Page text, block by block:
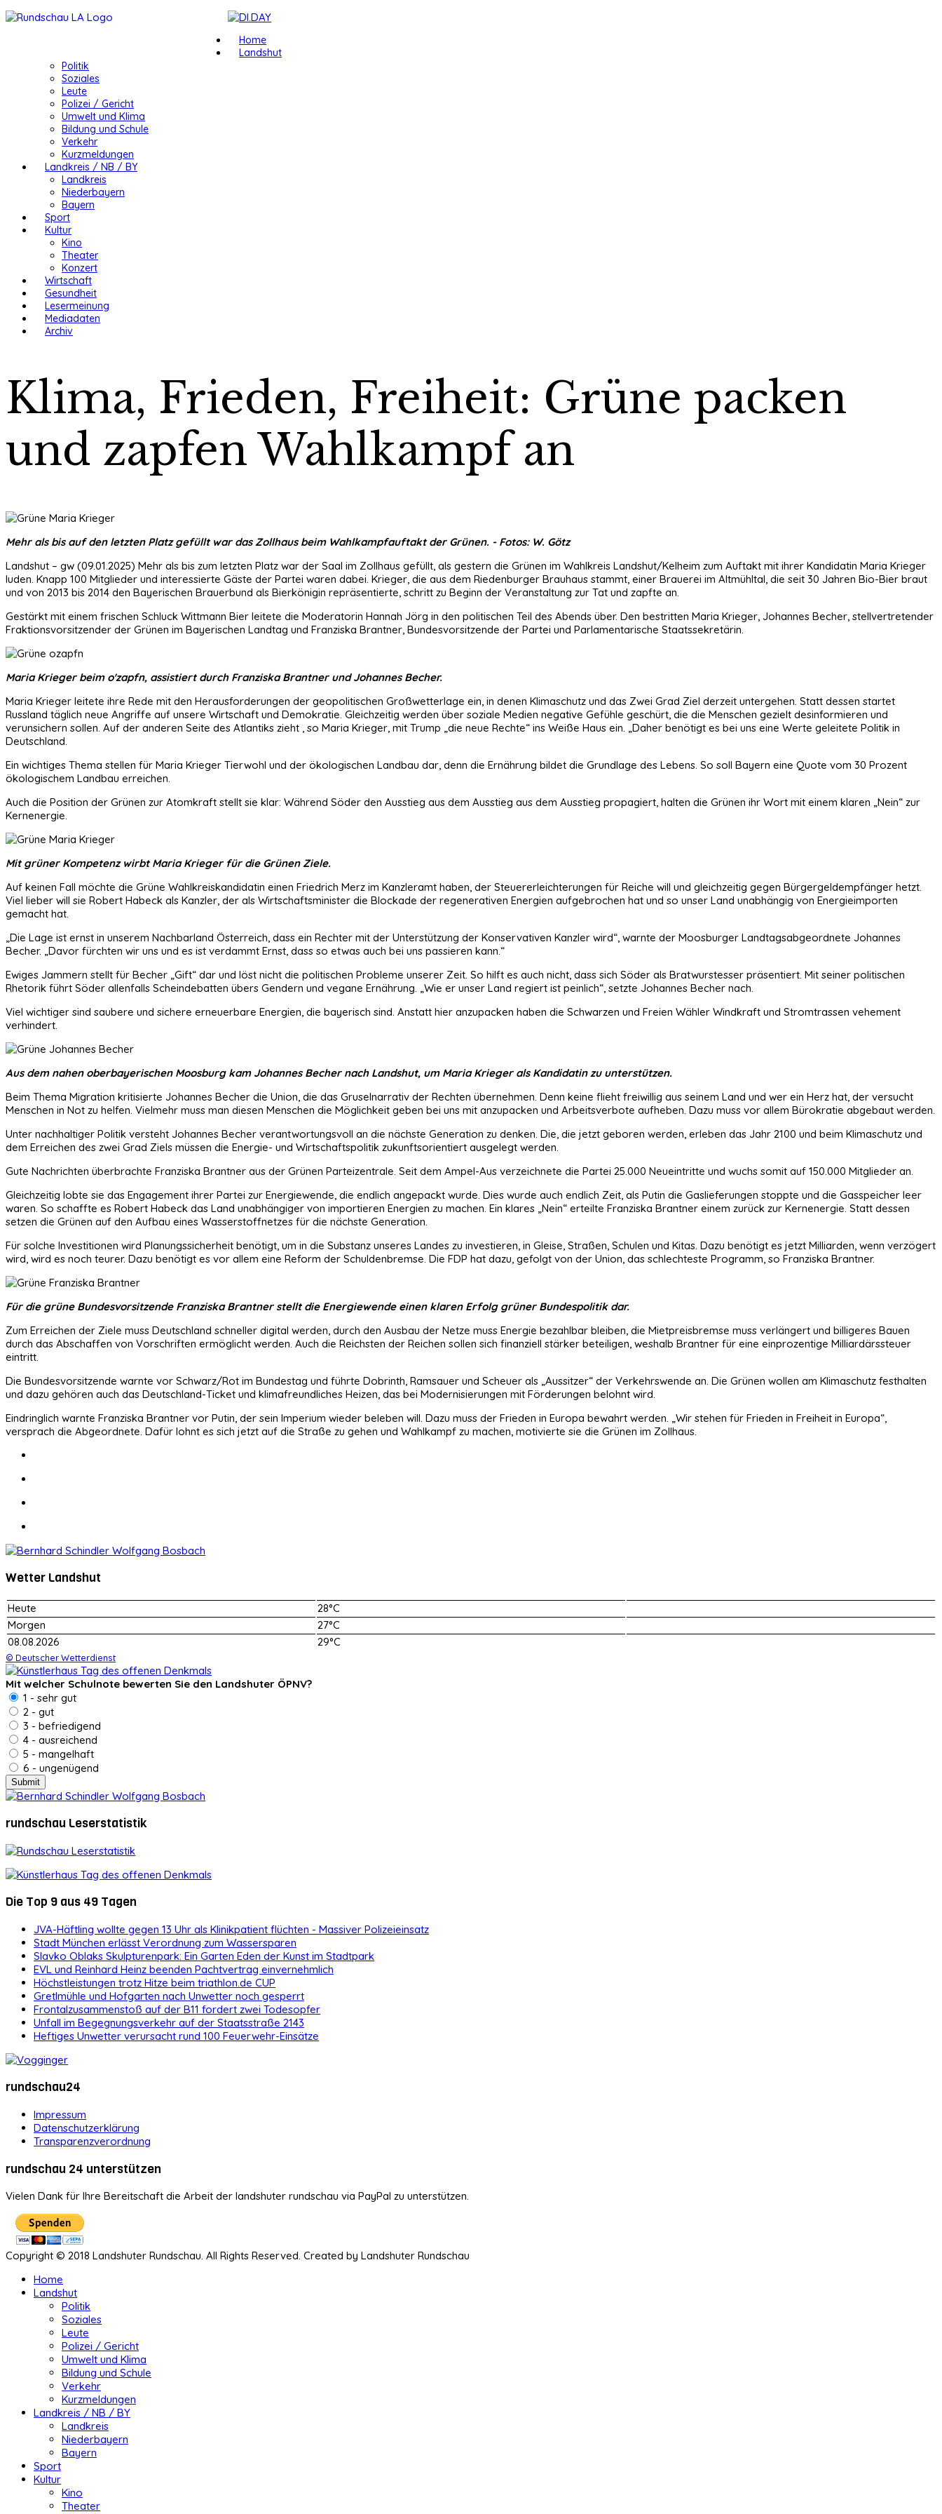
Home
Landshut
Politik
Soziales
Leute
Polizei / Gericht
Umwelt und Klima
Bildung und Schule
Verkehr
Kurzmeldungen
Landkreis / NB / BY
Landkreis
Niederbayern
Bayern
Sport
Kultur
Kino
Theater
Konzert
Wirtschaft
Gesundheit
Lesermeinung
Mediadaten
Archiv
Klima, Frieden, Freiheit: Grüne packen
und zapfen Wahlkampf an
Mehr als bis auf den letzten Platz gefüllt war das Zollhaus beim Wahlkampfauftakt der Grünen. - Fotos: W. Götz
Landshut – gw (09.01.2025) Mehr als bis zum letzten Platz war der Saal im Zollhaus gefüllt, als gestern die Grünen im Wahlkreis Landshut/Kelheim zum Auftakt mit ihrer Kandidatin Maria Krieger
luden. Knapp 100 Mitglieder und interessierte Gäste der Partei waren dabei. Krieger, die aus dem Riedenburger Brauhaus stammt, einer Brauerei im Altmühltal, die seit 30 Jahren Bio-Bier braut
und von 2013 bis 2014 den Bayerischen Brauerbund als Bierkönigin repräsentierte, schritt zu Beginn der Veranstaltung zur Tat und zapfte an.
Gestärkt mit einem frischen Schluck Wittmann Bier leitete die Moderatorin Hannah Jörg in den politischen Teil des Abends über. Den bestritten Maria Krieger, Johannes Becher, stellvertretender
Fraktionsvorsitzender der Grünen im Bayerischen Landtag und Franziska Brantner, Bundesvorsitzende der Partei und Parlamentarische Staatssekretärin.
Maria Krieger beim o'zapfn, assistiert durch Franziska Brantner und Johannes Becher.
Maria Krieger leitete ihre Rede mit den Herausforderungen der geopolitischen Großwetterlage ein, in denen Klimaschutz und das Zwei Grad Ziel derzeit untergehen. Statt dessen startet
Russland täglich neue Angriffe auf unsere Wirtschaft und Demokratie. Gleichzeitig werden über soziale Medien negative Gefühle geschürt, die die Menschen gezielt desinformieren und
verunsichern sollen. Auf der anderen Seite des Atlantiks zieht , so Maria Krieger, mit Trump „die neue Rechte“ ins Weiße Haus ein. „Daher benötigt es bei uns eine Werte geleitete Politik in
Deutschland.
Ein wichtiges Thema stellen für Maria Krieger Tierwohl und der ökologischen Landbau dar, denn die Ernährung bildet die Grundlage des Lebens. So soll Bayern eine Quote vom 30 Prozent
ökologischem Landbau erreichen.
Auch die Position der Grünen zur Atomkraft stellt sie klar: Während Söder den Ausstieg aus dem Ausstieg aus dem Ausstieg propagiert, halten die Grünen ihr Wort mit einem klaren „Nein“ zur
Kernenergie.
Mit grüner Kompetenz wirbt Maria Krieger für die Grünen Ziele.
Auf keinen Fall möchte die Grüne Wahlkreiskandidatin einen Friedrich Merz im Kanzleramt haben, der Steuererleichterungen für Reiche will und gleichzeitig gegen Bürgergeldempfänger hetzt.
Viel lieber will sie Robert Habeck als Kanzler, der als Wirtschaftsminister die Blockade der regenerativen Energien aufgebrochen hat und so unser Land unabhängig von Energieimporten
gemacht hat.
„Die Lage ist ernst in unserem Nachbarland Österreich, dass ein Rechter mit der Unterstützung der Konservativen Kanzler wird“, warnte der Moosburger Landtagsabgeordnete Johannes
Becher. „Davor fürchten wir uns und es ist verdammt Ernst, dass so etwas auch bei uns passieren kann.“
Ewiges Jammern stellt für Becher „Gift“ dar und löst nicht die politischen Probleme unserer Zeit. So hilft es auch nicht, dass sich Söder als Bratwurstesser präsentiert. Mit seiner politischen
Rhetorik führt Söder allenfalls Scheindebatten übers Gendern und vegane Ernährung. „Wie er unser Land regiert ist peinlich“, setzte Johannes Becher nach.
Viel wichtiger sind saubere und sichere erneuerbare Energien, die bayerisch sind. Anstatt hier anzupacken haben die Schwarzen und Freien Wähler Windkraft und Stromtrassen vehement
verhindert.
Aus dem nahen oberbayerischen Moosburg kam Johannes Becher nach Landshut, um Maria Krieger als Kandidatin zu unterstützen.
Beim Thema Migration kritisierte Johannes Becher die Union, die das Gruselnarrativ der Rechten übernehmen. Denn keine flieht freiwillig aus seinem Land und wer ein Herz hat, der versucht
Menschen in Not zu helfen. Vielmehr muss man diesen Menschen die Möglichkeit geben bei uns mit anzupacken und Arbeitsverbote aufheben. Dazu muss vor allem Bürokratie abgebaut werden.
Unter nachhaltiger Politik versteht Johannes Becher verantwortungsvoll an die nächste Generation zu denken. Die, die jetzt geboren werden, erleben das Jahr 2100 und beim Klimaschutz und
dem Erreichen des zwei Grad Ziels müssen die Energie- und Wirtschaftspolitik zukunftsorientiert ausgelegt werden.
Gute Nachrichten überbrachte Franziska Brantner aus der Grünen Parteizentrale. Seit dem Ampel-Aus verzeichnete die Partei 25.000 Neueintritte und wuchs somit auf 150.000 Mitglieder an.
Gleichzeitig lobte sie das Engagement ihrer Partei zur Energiewende, die endlich angepackt wurde. Dies wurde auch endlich Zeit, als Putin die Gaslieferungen stoppte und die Gasspeicher leer
waren. So schaffte es Robert Habeck das Land unabhängiger von importieren Energien zu machen. Ein klares „Nein“ erteilte Franziska Brantner einem zurück zur Kernenergie. Statt dessen
setzen die Grünen auf den Aufbau eines Wasserstoffnetzes für die nächste Generation.
Für solche Investitionen wird Planungssicherheit benötigt, um in die Substanz unseres Landes zu investieren, in Gleise, Straßen, Schulen und Kitas. Dazu benötigt es jetzt Milliarden, wenn verzögert
wird, wird es noch teurer. Dazu benötigt es vor allem eine Reform der Schuldenbremse. Die FDP hat dazu, gefolgt von der Union, das schlechteste Programm, so Franziska Brantner.
Für die grüne Bundesvorsitzende Franziska Brantner stellt die Energiewende einen klaren Erfolg grüner Bundespolitik dar.
Zum Erreichen der Ziele muss Deutschland schneller digital werden, durch den Ausbau der Netze muss Energie bezahlbar bleiben, die Mietpreisbremse muss verlängert und billigeres Bauen
durch das Abschaffen von Vorschriften ermöglicht werden. Auch die Reichsten der Reichen sollen sich finanziell stärker beteiligen, weshalb Brantner für eine einprozentige Milliardärssteuer
eintritt.
Die Bundesvorsitzende warnte vor Schwarz/Rot im Bundestag und führte Dobrinth, Ramsauer und Scheuer als „Aussitzer“ der Verkehrswende an. Die Grünen wollen am Klimaschutz festhalten
und dazu gehören auch das Deutschland-Ticket und klimafreundliches Heizen, das bei Modernisierungen mit Förderungen belohnt wird.
Eindringlich warnte Franziska Brantner vor Putin, der sein Imperium wieder beleben will. Dazu muss der Frieden in Europa bewahrt werden. „Wir stehen für Frieden in Freiheit in Europa“,
versprach die Abgeordnete. Dafür lohnt es sich jetzt auf die Straße zu gehen und Wahlkampf zu machen, motivierte sie die Grünen im Zollhaus.
Wetter Landshut
Heute
28°C
Morgen
27°C
08.08.2026
29°C
© Deutscher Wetterdienst
Mit welcher Schulnote bewerten Sie den Landshuter ÖPNV?
1 - sehr gut
2 - gut
3 - befriedigend
4 - ausreichend
5 - mangelhaft
6 - ungenügend
rundschau Leserstatistik
Die Top 9 aus 49 Tagen
JVA-Häftling wollte gegen 13 Uhr als Klinikpatient flüchten - Massiver Polizeieinsatz
Stadt München erlässt Verordnung zum Wassersparen
Slavko Oblaks Skulpturenpark: Ein Garten Eden der Kunst im Stadtpark
EVL und Reinhard Heinz beenden Pachtvertrag einvernehmlich
Höchstleistungen trotz Hitze beim triathlon.de CUP
Gretlmühle und Hofgarten nach Unwetter noch gesperrt
Frontalzusammenstoß auf der B11 fordert zwei Todesopfer
Unfall im Begegnungsverkehr auf der Staatsstraße 2143
Heftiges Unwetter verursacht rund 100 Feuerwehr-Einsätze
rundschau24
Impressum
Datenschutzerklärung
Transparenzverordnung
rundschau 24 unterstützen
Vielen Dank für Ihre Bereitschaft die Arbeit der landshuter rundschau via PayPal zu unterstützen.
Copyright © 2018 Landshuter Rundschau. All Rights Reserved. Created by Landshuter Rundschau
Home
Landshut
Politik
Soziales
Leute
Polizei / Gericht
Umwelt und Klima
Bildung und Schule
Verkehr
Kurzmeldungen
Landkreis / NB / BY
Landkreis
Niederbayern
Bayern
Sport
Kultur
Kino
Theater